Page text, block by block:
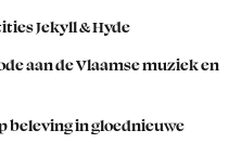
Jekyll & Hyde
aan de Vlaamse muziek en
beleving in gloednieuwe